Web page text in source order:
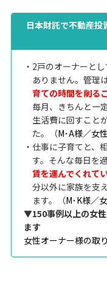
日本財託で不動産投
・2戸のオーナーと
ありません。管理
育ての時間を削る
毎月、きちんと一
生活費に回すこと
た。（M･A様／女
・仕事に子育てと、
す。そんな毎日を
賃を運んでくれてい
分以外に家族を支
ます。（M･K様／
▼150事例以上の女
ます
女性オーナー様の取